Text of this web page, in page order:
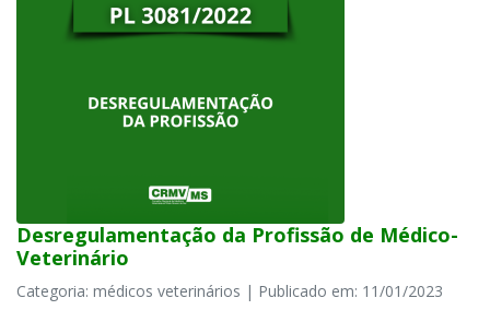
Desregulamentação da Profissão de Médico-
Veterinário
Categoria: médicos veterinários | Publicado em: 11/01/2023